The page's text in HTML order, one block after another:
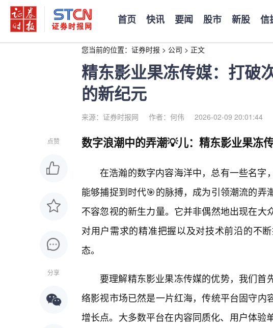
首页 快讯 要闻 股市 新股 信
您当前的位置： 证券时报 > 公司 > 正文
精东影业果冻传媒：打破
的新纪元
来源：证券时报网 作者：何伟 2026-02-09 20:01:44
点赞
分享
数字浪潮中的弄潮💡儿：精东影业果冻
在浩瀚的数字内容海洋中，总有一些名字
能够捕捉到时代🎯的脉搏，成为引领潮流的弄
不容忽视的新生力量。它并非偶然地出现在大
对用户需求的精准把握以及对技术前沿的不
态。
要理解精东影业果冻传媒的优势，我们首
络影视市场已然是一片红海，传统平台固守内
增长点。大多数平台在内容同质化、用户体验